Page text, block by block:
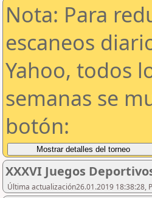
Nota: Para
escaneos
Yahoo, todos
semanas se
botón:
XXXVI Juegos
Última actualización26.01.2019 18:38:28,